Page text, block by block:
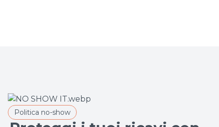
Politica no-show